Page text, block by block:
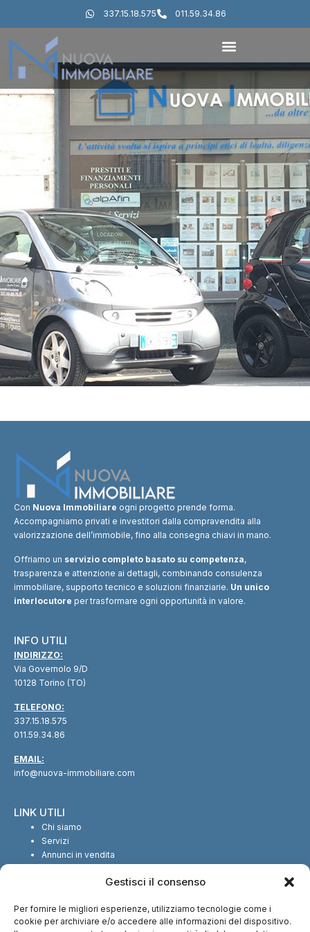
Gestisci il consenso
Per fornire le migliori esperienze, utilizziamo tecnologie come i
cookie per archiviare e/o accedere alle informazioni del dispositivo.
337.15.18.575 011.59.34.86
Con Nuova Immobiliare ogni progetto prende forma.
Accompagniamo privati e investitori dalla compravendita alla
valorizzazione dell’immobile, fino alla consegna chiavi in mano.
Offriamo un servizio completo basato su competenza,
trasparenza e attenzione ai dettagli, combinando consulenza
immobiliare, supporto tecnico e soluzioni finanziarie. Un unico
interlocutore per trasformare ogni opportunità in valore.
INFO UTILI
INDIRIZZO:
Via Governolo 9/D
10128 Torino (TO)
TELEFONO:
337.15.18.575
011.59.34.86
EMAIL:
info@nuova-immobiliare.com
LINK UTILI
Chi siamo
Servizi
Annunci in vendita
SEGUICI SUI SOCIAL